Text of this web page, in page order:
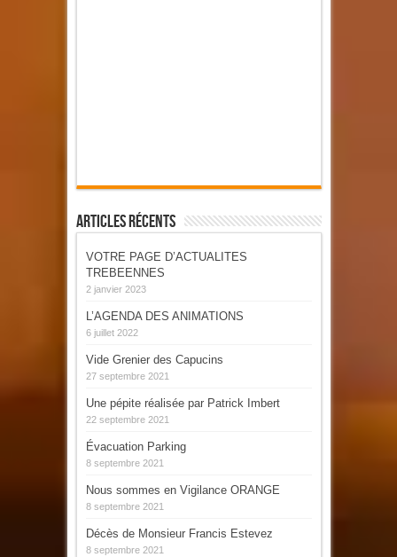
Articles Récents
VOTRE PAGE D’ACTUALITES
TREBEENNES
2 janvier 2023
L’AGENDA DES ANIMATIONS
6 juillet 2022
Vide Grenier des Capucins
27 septembre 2021
Une pépite réalisée par Patrick Imbert
22 septembre 2021
Évacuation Parking
8 septembre 2021
Nous sommes en Vigilance ORANGE
8 septembre 2021
Décès de Monsieur Francis Estevez
8 septembre 2021